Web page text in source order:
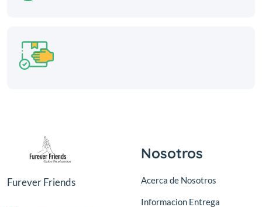
Furever Friends
Nosotros
Acerca de Nosotros
Informacion Entrega